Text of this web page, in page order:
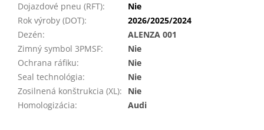
Dojazdové pneu (RFT):
Nie
Rok výroby (DOT):
2026/2025/2024
Dezén:
ALENZA 001
Zimný symbol 3PMSF:
Nie
Ochrana ráfiku:
Nie
Seal technológia:
Nie
Zosilnená konštrukcia (XL):
Nie
Homologizácia: Audi